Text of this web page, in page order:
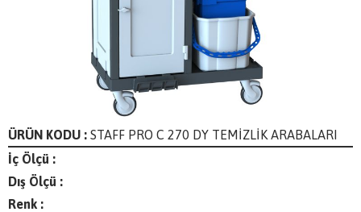
ÜRÜN KODU : STAFF PRO C 270 DY TEMİZLİK ARABALARI
İç Ölçü :
Dış Ölçü :
Renk :